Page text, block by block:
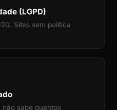
(LGPD)
Sites sem política
não sabe quantos